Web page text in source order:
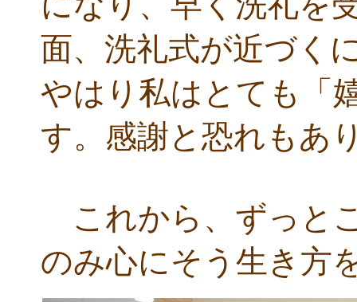
面、洗礼式が近づく
やはり私はとても「
す。感謝と恐れもあ
これから、ずっと
のみ心にそう生き方